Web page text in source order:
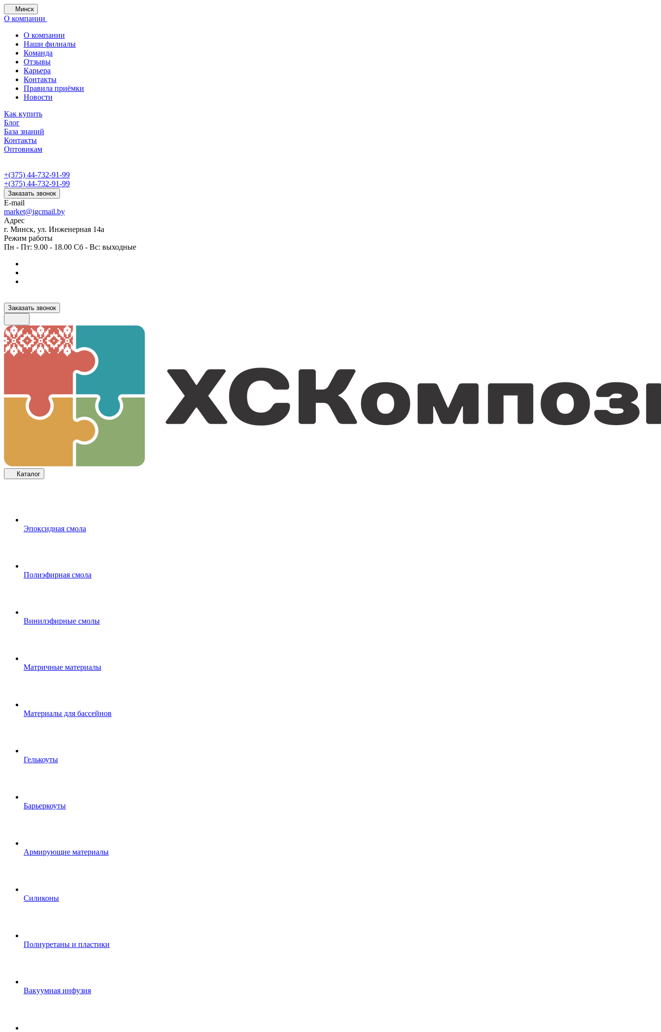
Минск
О компании
О компании
Наши филиалы
Команда
Отзывы
Карьера
Контакты
Правила приёмки
Новости
Как купить
Блог
База знаний
Контакты
Оптовикам
+(375) 44-732-91-99
+(375) 44-732-91-99
Заказать звонок
E-mail
market@igcmail.by
Адрес
г. Минск, ул. Инженерная 14а
Режим работы
Пн - Пт: 9.00 - 18.00 Сб - Вс: выходные
Заказать звонок
Каталог
Эпоксидная смола
Полиэфирная смола
Винилэфирные смолы
Матричные материалы
Материалы для бассейнов
Гелькоуты
Барьеркоуты
Армирующие материалы
Силиконы
Полиуретаны и пластики
Вакуумная инфузия